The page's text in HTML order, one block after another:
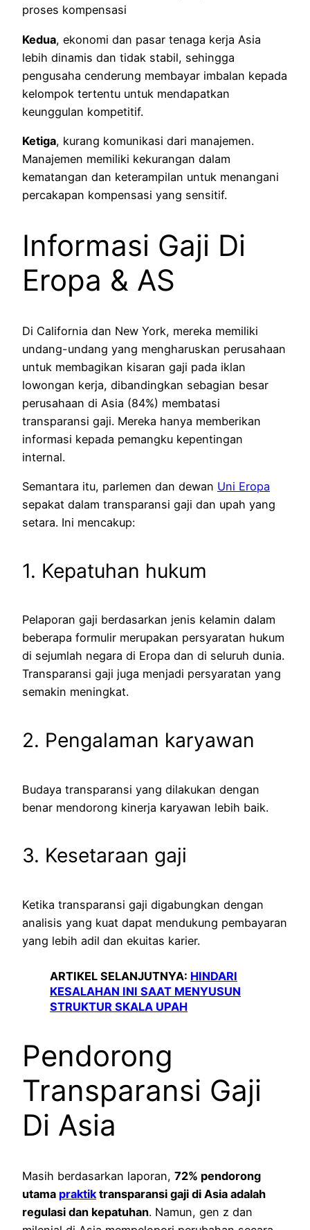
proses kompensasi
Kedua, ekonomi dan pasar tenaga kerja Asia
lebih dinamis dan tidak stabil, sehingga
pengusaha cenderung membayar imbalan kepada
kelompok tertentu untuk mendapatkan
keunggulan kompetitif.
Ketiga, kurang komunikasi dari manajemen.
Manajemen memiliki kekurangan dalam
kematangan dan keterampilan untuk menangani
percakapan kompensasi yang sensitif.
Informasi Gaji Di
Eropa & AS
Di California dan New York, mereka memiliki
undang-undang yang mengharuskan perusahaan
untuk membagikan kisaran gaji pada iklan
lowongan kerja, dibandingkan sebagian besar
perusahaan di Asia (84%) membatasi
transparansi gaji. Mereka hanya memberikan
informasi kepada pemangku kepentingan
internal.
Semantara itu, parlemen dan dewan Uni Eropa
sepakat dalam transparansi gaji dan upah yang
setara. Ini mencakup:
1. Kepatuhan hukum
Pelaporan gaji berdasarkan jenis kelamin dalam
beberapa formulir merupakan persyaratan hukum
di sejumlah negara di Eropa dan di seluruh dunia.
Transparansi gaji juga menjadi persyaratan yang
semakin meningkat.
2. Pengalaman karyawan
Budaya transparansi yang dilakukan dengan
benar mendorong kinerja karyawan lebih baik.
3. Kesetaraan gaji
Ketika transparansi gaji digabungkan dengan
analisis yang kuat dapat mendukung pembayaran
yang lebih adil dan ekuitas karier.
ARTIKEL SELANJUTNYA: HINDARI
KESALAHAN INI SAAT MENYUSUN
STRUKTUR SKALA UPAH
Pendorong
Transparansi Gaji
Di Asia
Masih berdasarkan laporan, 72% pendorong
utama praktik transparansi gaji di Asia adalah
regulasi dan kepatuhan. Namun, gen z dan